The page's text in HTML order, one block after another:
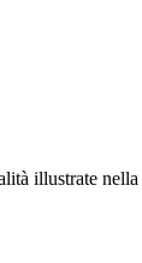
illustrate nella